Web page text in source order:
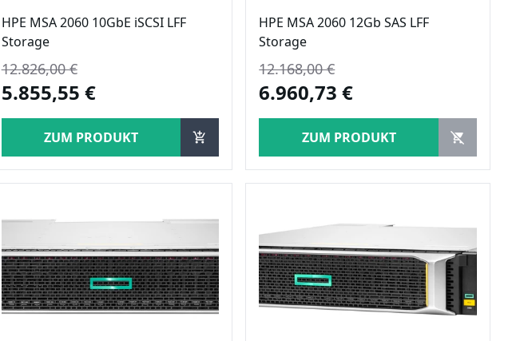
HPE MSA 2060 10GbE iSCSI LFF
Storage
12.826,00 €
5.855,55 €
ZUM PRODUKT
HPE MSA 2060 12Gb SAS LFF
Storage
12.168,00 €
6.960,73 €
ZUM PRODUKT